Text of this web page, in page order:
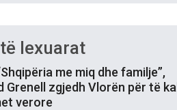
lexuarat
me miq dhe familje”,
Grenell zgjedh Vlorën për të
verore